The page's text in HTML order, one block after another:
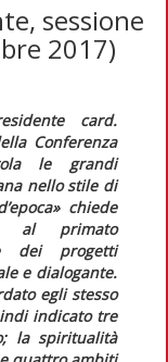
sessione
2017)
card.
Conferenza
le grandi
nello stile di
chiede
al primato
dei progetti
e dialogante.
egli stesso
indicato tre
la spiritualità